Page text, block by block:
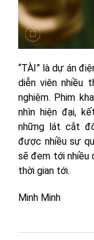
“TÀI” là dự án
diễn viên nhiều
nghiệm. Phim
nhìn hiện đại,
những lát cắt
được nhiều sự
sẽ đem tới nhiều
thời gian tới.
Minh Minh